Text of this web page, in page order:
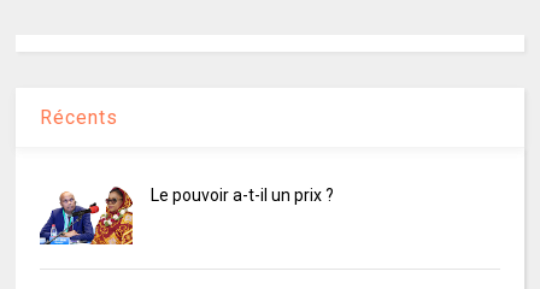
Récents
Le pouvoir a-t-il un prix ?